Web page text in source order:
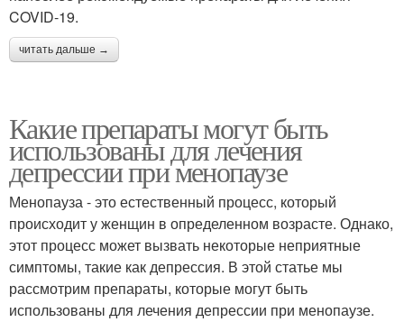
COVID-19.
читать дальше →
Какие препараты могут быть
использованы для лечения
депрессии при менопаузе
Менопауза - это естественный процесс, который
происходит у женщин в определенном возрасте. Однако,
этот процесс может вызвать некоторые неприятные
симптомы, такие как депрессия. В этой статье мы
рассмотрим препараты, которые могут быть
использованы для лечения депрессии при менопаузе.